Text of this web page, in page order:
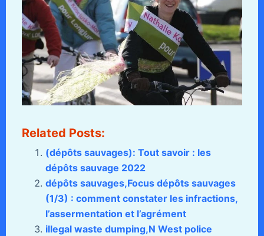
Related Posts:
(dépôts sauvages): Tout savoir : les
dépôts sauvage 2022
dépôts sauvages,Focus dépôts sauvages
(1/3) : comment constater les infractions,
l’assermentation et l’agrément
illegal waste dumping,N West police